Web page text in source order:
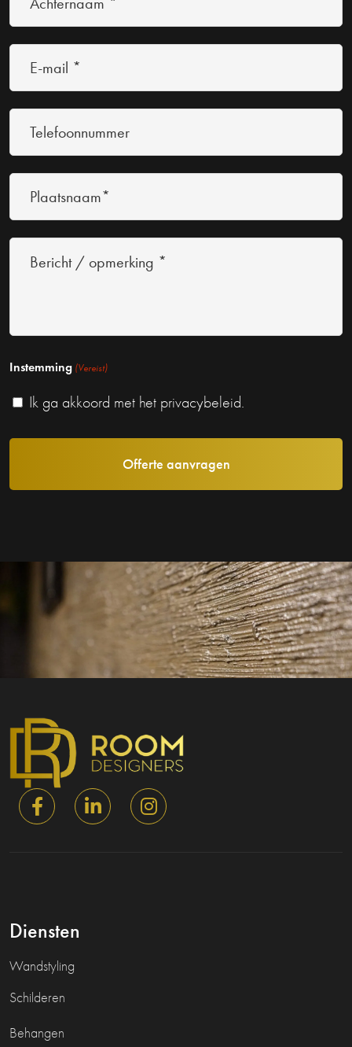
(Vereist)
*
(Vereist)
*
Instemming (Vereist)
Ik ga akkoord met het privacybeleid.
Diensten
Wandstyling
Schilderen
Behangen